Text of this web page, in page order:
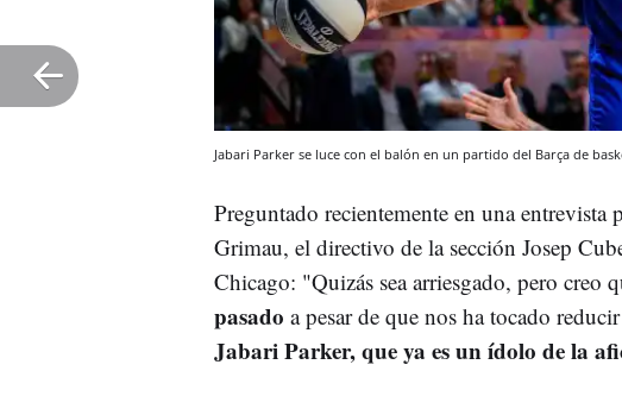
Jabari Parker se luce con el balón en un partido del Barça de
Preguntado recientemente en una
Grimau, el directivo de la sección Josep
Chicago: "Quizás sea arriesgado, pero creo
pasado a pesar de que nos ha tocado
Jabari Parker, que ya es un ídolo de la